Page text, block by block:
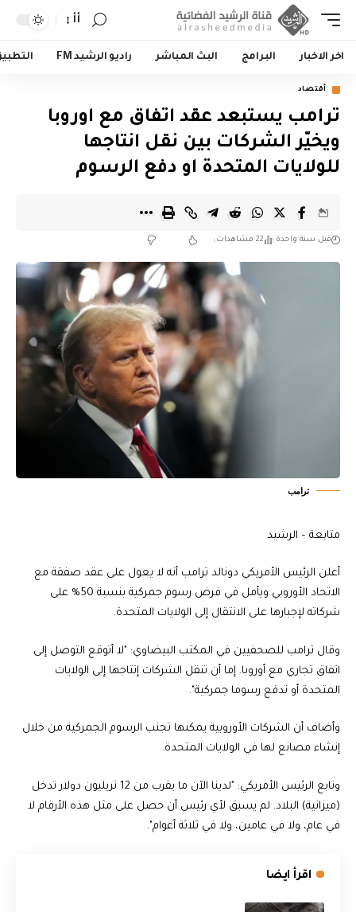
أأ
اخر الاخبار البرامج البث المباشر راديو الرشيد FM
أقتصاد
ترامب يستبعد عقد اتفاق مع اوروبا
ويخيّر الشركات بين نقل انتاجها
للولايات المتحدة او دفع الرسوم
قبل سنة واحدة 22 مشاهدات
ترامب
متابعة – الرشيد
أعلن الرئيس الأمريكي دونالد ترامب أنه لا يعول على عقد صفقة مع
الاتحاد الأوروبي ويأمل في فرض رسوم جمركية بنسبة 50% على
شركاته لإجبارها على الانتقال إلى الولايات المتحدة.
وقال ترامب للصحفيين في المكتب البيضاوي: "لا أتوقع التوصل إلى
اتفاق تجاري مع أوروبا. إما أن تنقل الشركات إنتاجها إلى الولايات
المتحدة أو تدفع رسوما جمركية".
وأضاف أن الشركات الأوروبية يمكنها تجنب الرسوم الجمركية من خلال
إنشاء مصانع لها في الولايات المتحدة.
وتابع الرئيس الأمريكي: "لدينا الآن ما يقرب من 12 تريليون دولار تدخل
(ميزانية) البلاد. لم يسبق لأي رئيس أن حصل على مثل هذه الأرقام لا
في عام، ولا في عامين، ولا في ثلاثة أعوام".
اقرأ ايضا